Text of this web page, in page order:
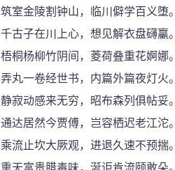
筑室金陵割钟山，临川僻学百义堕。
千古子在川上心，想见解衣盘礴臝。
梧桐杨柳竹阴间，菱荷叠重花婀娜。
弄丸一卷经世书，内篇外篇夜灯火。
静寂动感来无穷，昭布森列俱帖妥。
通达居然今贾傅，岂容栖迟老江沱。
乘流止坎大厥观，进退久速不预揣。
熏天富贵腊毒味，涎讵肯流颐敢朵。